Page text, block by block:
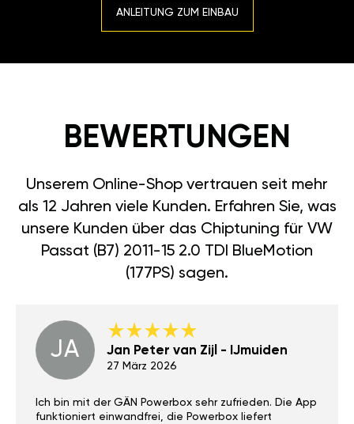
ANLEITUNG ZUM EINBAU
BEWERTUNGEN
Unserem Online-Shop vertrauen seit mehr
als 12 Jahren viele Kunden. Erfahren Sie, was
unsere Kunden über das Chiptuning für VW
Passat (B7) 2011-15 2.0 TDI BlueMotion
(177PS) sagen.
JA Jan Peter van Zijl - IJmuiden
27 März 2026
Ich bin mit der GÄN Powerbox sehr zufrieden. Die App
funktioniert einwandfrei, die Powerbox liefert